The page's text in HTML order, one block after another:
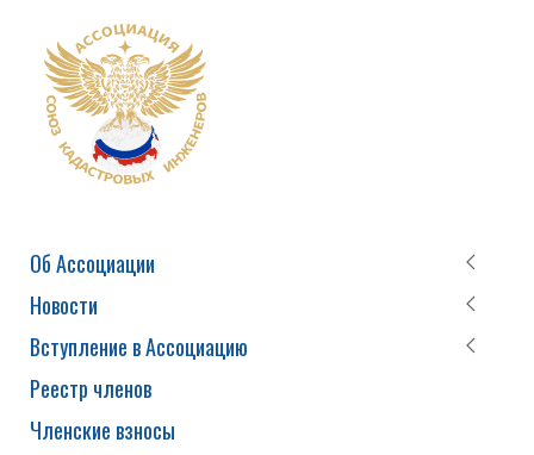
Об Ассоциации
Новости
Вступление в Ассоциацию
Реестр членов
Членские взносы